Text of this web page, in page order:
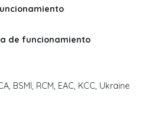
de funcionamiento
BSMI, RCM, EAC, KCC, Ukraine